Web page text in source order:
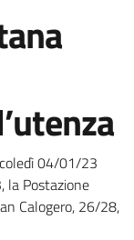
04/01/23
la Postazione
Calogero, 26/28,